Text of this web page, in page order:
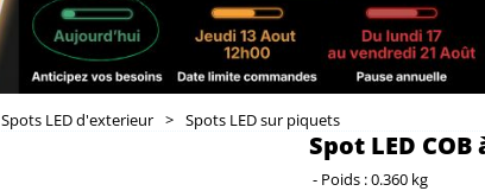
Spots LED d'exterieur > Spots LED sur piquets
Spot LED COB
- Poids :0.360 kg